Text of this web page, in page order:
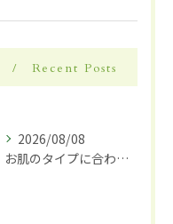
Recent Posts
2026/08/08
お肌のタイプに合わせた化粧水選び